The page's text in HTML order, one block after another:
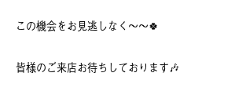
この機会をお見逃しなく～〜🍀
皆様のご来店お待ちしております🎶